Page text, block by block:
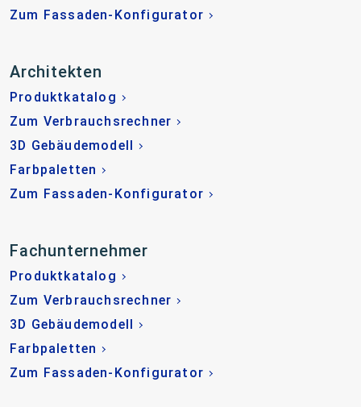
Zum Fassaden-Konfigurator
Architekten
Produktkatalog
Zum Verbrauchsrechner
3D Gebäudemodell
Farbpaletten
Zum Fassaden-Konfigurator
Fachunternehmer
Produktkatalog
Zum Verbrauchsrechner
3D Gebäudemodell
Farbpaletten
Zum Fassaden-Konfigurator